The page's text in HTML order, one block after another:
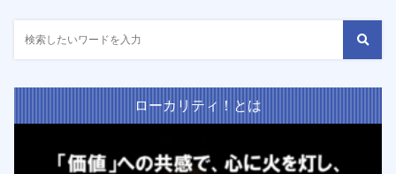
ローカリティ！とは